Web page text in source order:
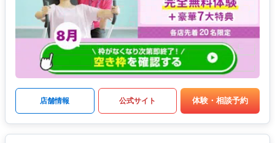
店舗情報 公式サイト 体験・相談予約